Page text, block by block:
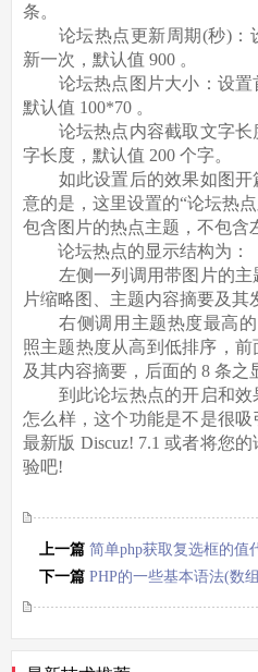
条。
论坛热点更新周期(秒)：
新一次，默认值 900 。
论坛热点图片大小：设置
默认值 100*70 。
论坛热点内容截取文字长
字长度，默认值 200 个字。
如此设置后的效果如图开
意的是，这里设置的“论坛热
包含图片的热点主题，不包含
论坛热点的显示结构为：
左侧一列调用带图片的主
片缩略图、主题内容摘要及其
右侧调用主题热度最高的
照主题热度从高到低排序，
及其内容摘要，后面的 8 条之
到此论坛热点的开启和效
怎么样，这个功能是不是很
最新版 Discuz! 7.1 或者将您
验吧!
上一篇 简单php获取复选框的值
下一篇 PHP的一些基本语法(数